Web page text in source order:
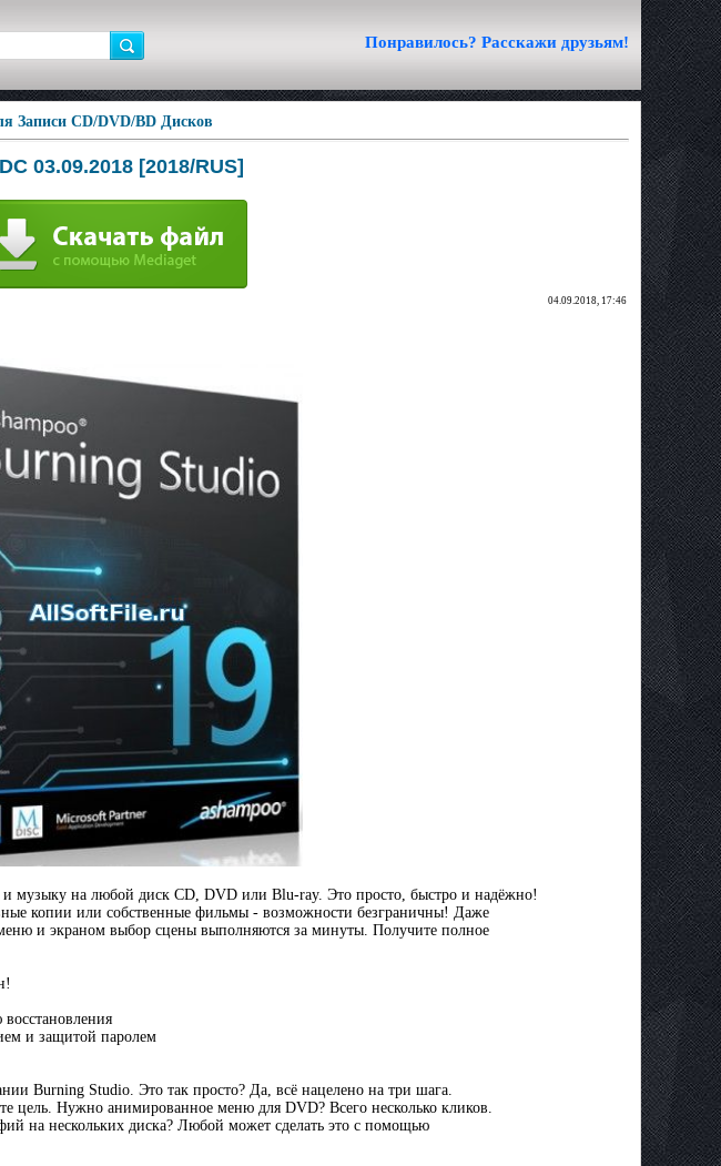
Понравилось? Расскажи друзьям!
Записи CD/DVD/BD Дисков
03.09.2018 [2018/RUS]
04.09.2018, 17:46
музыку на любой диск CD, DVD или Blu-ray. Это просто, быстро и надёжно!
копии или собственные фильмы - возможности безграничны! Даже
и экраном выбор сцены выполняются за минуты. Получите полное
и защитой паролем
Burning Studio. Это так просто? Да, всё нацелено на три шага.
цель. Нужно анимированное меню для DVD? Всего несколько кликов.
на нескольких диска? Любой может сделать это с помощью